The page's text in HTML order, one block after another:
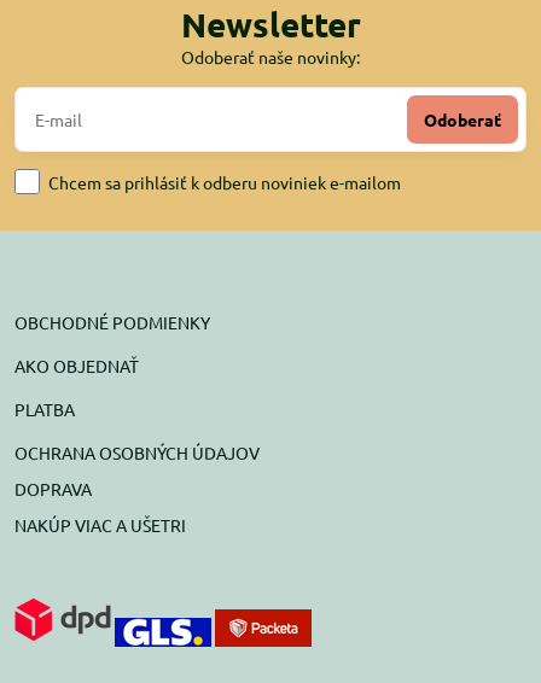
Newsletter
Odoberať naše novinky:
Odoberať
Chcem sa prihlásiť k odberu noviniek e-mailom
OBCHODNÉ PODMIENKY
AKO OBJEDNAŤ
PLATBA
OCHRANA OSOBNÝCH ÚDAJOV
DOPRAVA
NAKÚP VIAC A UŠETRI